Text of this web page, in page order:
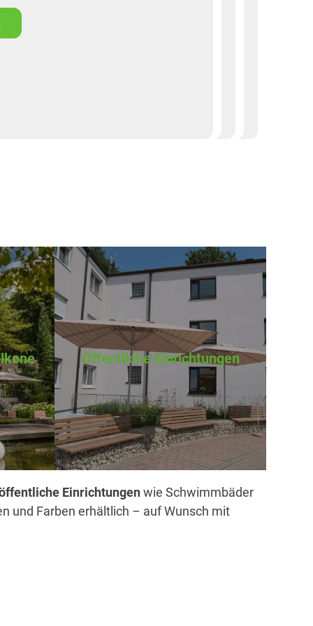
Schattenspender
Öffentliche Einrichtungen
Einrichtungenwie Schwimmbäder
und Farben erhältlich – auf Wunsch mit